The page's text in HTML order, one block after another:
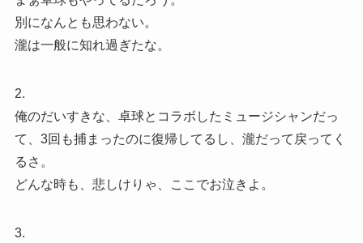
別になんとも思わない。
瀧は一般に知れ過ぎたな。
2.
俺のだいすきな、卓球とコラボしたミュージシャンだっ
て、3回も捕まったのに復帰してるし、瀧だって戻ってく
るさ。
どんな時も、悲しけりゃ、ここでお泣きよ。
3.